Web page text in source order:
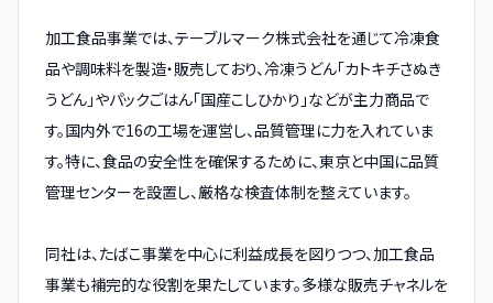
加工食品事業では、テーブルマーク株式会社を通じて冷凍食
品や調味料を製造・販売しており、冷凍うどん「カトキチさぬき
うどん」やパックごはん「国産こしひかり」などが主力商品で
す。国内外で16の工場を運営し、品質管理に力を入れていま
す。特に、食品の安全性を確保するために、東京と中国に品質
管理センターを設置し、厳格な検査体制を整えています。
同社は、たばこ事業を中心に利益成長を図りつつ、加工食品
事業も補完的な役割を果たしています。多様な販売チャネルを